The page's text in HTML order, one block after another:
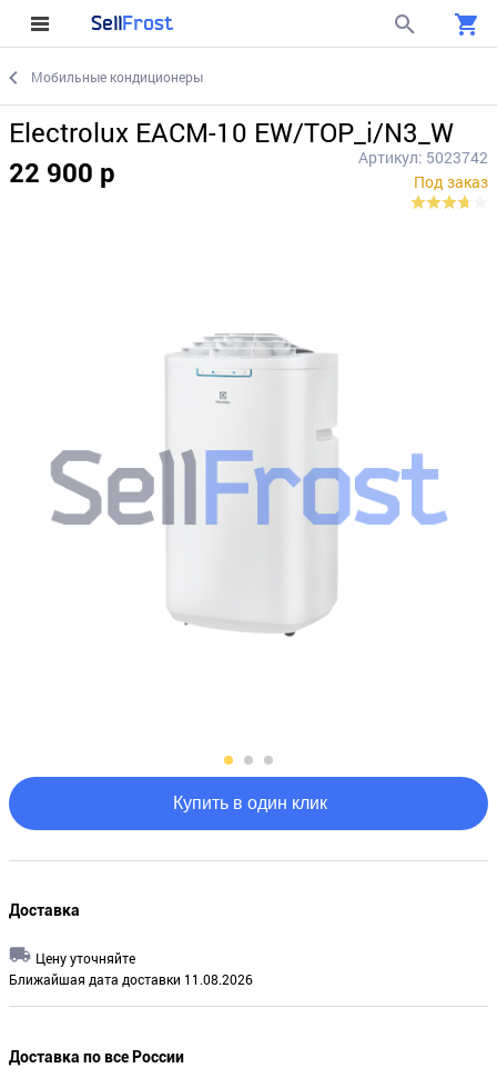
SellFrost
Мобильные кондиционеры
Electrolux EACM-10 EW/TOP_i/N3_W
22 900 р
Артикул: 5023742
Под заказ
Купить в один клик
Доставка
Цену уточняйте
Ближайшая дата доставки 11.08.2026
Доставка по все России